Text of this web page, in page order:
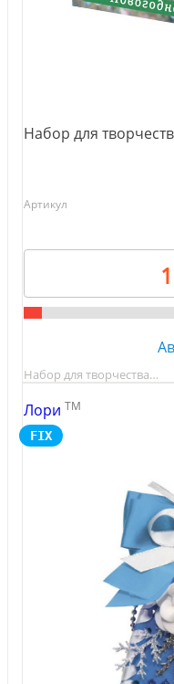
Набор для
Артикул
Набор для творчества…
Лори TM
FIX